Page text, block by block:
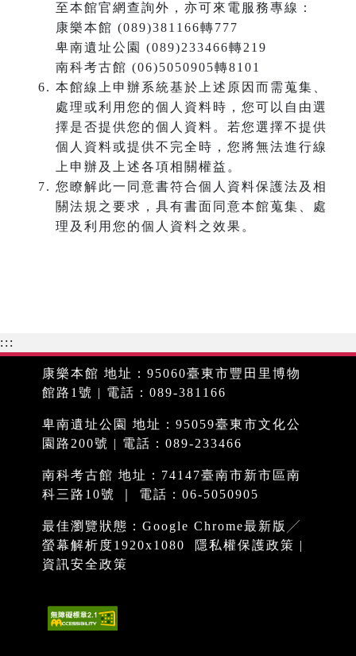
至本館官網查詢外，亦可來電服務專線：
康樂本館 (089)381166轉777
卑南遺址公園 (089)233466轉219
南科考古館 (06)5050905轉8101
本館線上申辦系統基於上述原因而需蒐集、
處理或利用您的個人資料時，您可以自由選
擇是否提供您的個人資料。若您選擇不提供
個人資料或提供不完全時，您將無法進行線
上申辦及上述各項相關權益。
您瞭解此一同意書符合個人資料保護法及相
關法規之要求，具有書面同意本館蒐集、處
理及利用您的個人資料之效果。
:::
康樂本館 地址：95060臺東市豐田里博物
館路1號 | 電話：089-381166
卑南遺址公園 地址：95059臺東市文化公
園路200號 | 電話：089-233466
南科考古館 地址：74147臺南市新市區南
科三路10號 ｜ 電話：06-5050905
最佳瀏覽狀態：Google Chrome最新版╱
螢幕解析度1920x1080
隱私權保護政策 |
資訊安全政策